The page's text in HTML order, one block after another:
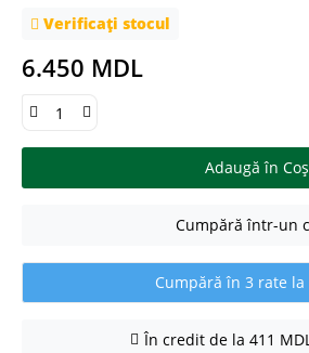
Verificați stocul
6.450 MDL
Adaugă în Coş
Cumpără într-un
Cumpără în 3 rate la
În credit de la 411